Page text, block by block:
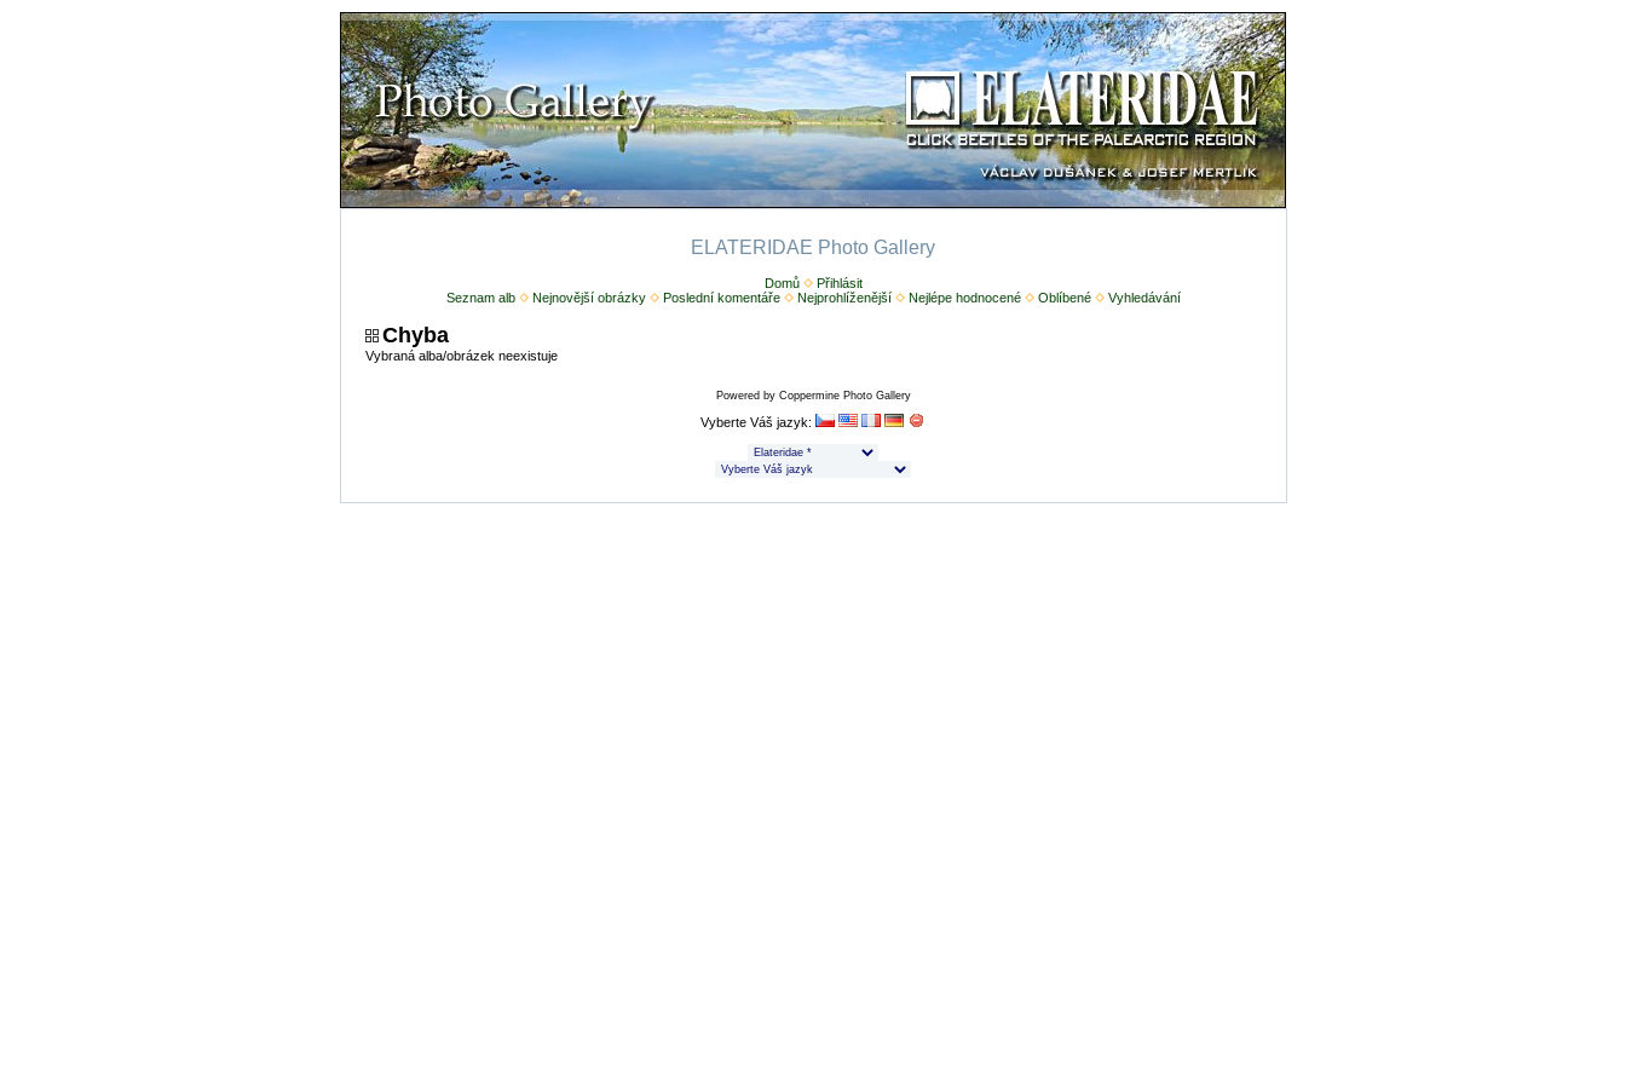
ELATERIDAE Photo Gallery
Domů
Přihlásit
Seznam alb
Nejnovější obrázky Poslední komentáře Nejprohlíženější Nejlépe hodnocené Oblíbené Vyhledávání
Chyba
Vybraná alba/obrázek neexistuje
Powered by Coppermine Photo Gallery
Vyberte Váš jazyk: